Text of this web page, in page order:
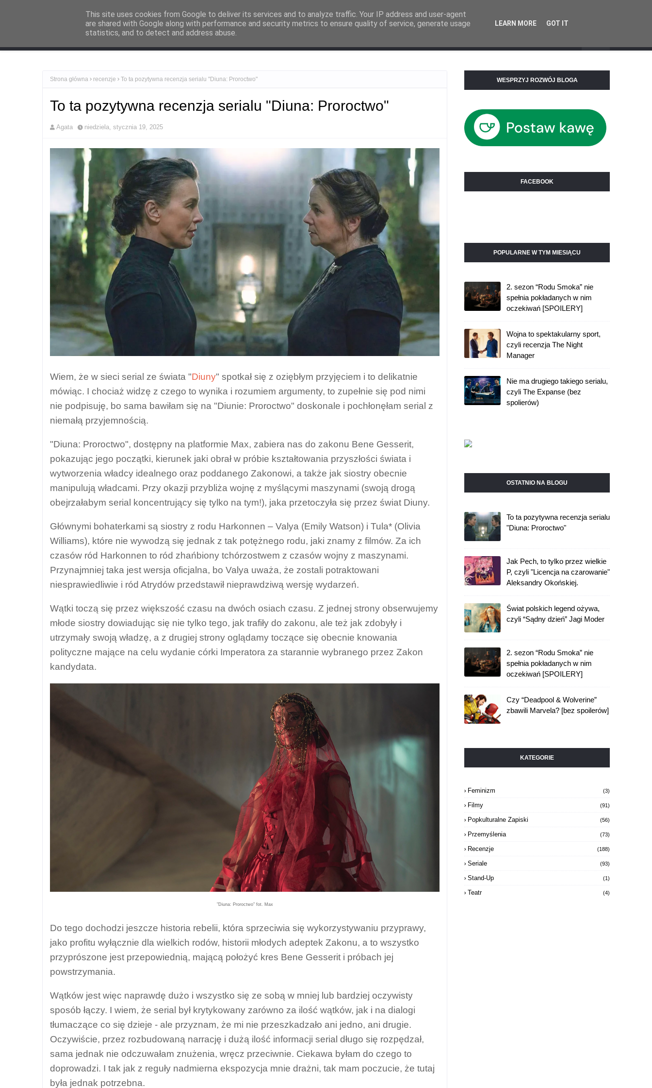
Recenzje Popkulturalne zapiski
Strona główna recenzje To ta pozytywna recenzja serialu "Diuna: Proroctwo"
To ta pozytywna recenzja serialu "Diuna: Proroctwo"
Agata niedziela, stycznia 19, 2025
Wiem, że w sieci serial ze świata "Diuny" spotkał się z oziębłym przyjęciem i to delikatnie
mówiąc. I chociaż widzę z czego to wynika i rozumiem argumenty, to zupełnie się pod nimi
nie podpisuję, bo sama bawiłam się na "Diunie: Proroctwo" doskonale i pochłonęłam serial z
niemałą przyjemnością.
"Diuna: Proroctwo", dostępny na platformie Max, zabiera nas do zakonu Bene Gesserit,
pokazując jego początki, kierunek jaki obrał w próbie kształtowania przyszłości świata i
wytworzenia władcy idealnego oraz poddanego Zakonowi, a także jak siostry obecnie
manipulują władcami. Przy okazji przybliża wojnę z myślącymi maszynami (swoją drogą
obejrzałabym serial koncentrujący się tylko na tym!), jaka przetoczyła się przez świat Diuny.
Głównymi bohaterkami są siostry z rodu Harkonnen – Valya (Emily Watson) i Tula* (Olivia
Williams), które nie wywodzą się jednak z tak potężnego rodu, jaki znamy z filmów. Za ich
czasów ród Harkonnen to ród zhańbiony tchórzostwem z czasów wojny z maszynami.
Przynajmniej taka jest wersja oficjalna, bo Valya uważa, że zostali potraktowani
niesprawiedliwie i ród Atrydów przedstawił nieprawdziwą wersję wydarzeń.
Wątki toczą się przez większość czasu na dwóch osiach czasu. Z jednej strony obserwujemy
młode siostry dowiadując się nie tylko tego, jak trafiły do zakonu, ale też jak zdobyły i
utrzymały swoją władzę, a z drugiej strony oglądamy toczące się obecnie knowania
polityczne mające na celu wydanie córki Imperatora za starannie wybranego przez Zakon
kandydata.
"Diuna: Proroctwo" fot. Max
Do tego dochodzi jeszcze historia rebelii, która sprzeciwia się wykorzystywaniu przyprawy,
jako profitu wyłącznie dla wielkich rodów, historii młodych adeptek Zakonu, a to wszystko
przyprószone jest przepowiednią, mającą położyć kres Bene Gesserit i próbach jej
powstrzymania.
Wątków jest więc naprawdę dużo i wszystko się ze sobą w mniej lub bardziej oczywisty
sposób łączy. I wiem, że serial był krytykowany zarówno za ilość wątków, jak i na dialogi
tłumaczące co się dzieje - ale przyznam, że mi nie przeszkadzało ani jedno, ani drugie.
Oczywiście, przez rozbudowaną narrację i dużą ilość informacji serial długo się rozpędzał,
sama jednak nie odczuwałam znużenia, wręcz przeciwnie. Ciekawa byłam do czego to
doprowadzi. I tak jak z reguły nadmierna ekspozycja mnie drażni, tak mam poczucie, że tutaj
była jednak potrzebna.
WESPRZYJ ROZWÓJ BLOGA
FACEBOOK
POPULARNE W TYM MIESIĄCU
2. sezon “Rodu Smoka” nie
spełnia pokładanych w nim
oczekiwań [SPOILERY]
Wojna to spektakularny sport,
czyli recenzja The Night
Manager
Nie ma drugiego takiego serialu,
czyli The Expanse (bez
spolierów)
OSTATNIO NA BLOGU
To ta pozytywna recenzja serialu
"Diuna: Proroctwo"
Jak Pech, to tylko przez wielkie
P, czyli "Licencja na czarowanie"
Aleksandry Okońskiej.
Świat polskich legend ożywa,
czyli “Sądny dzień” Jagi Moder
2. sezon “Rodu Smoka” nie
spełnia pokładanych w nim
oczekiwań [SPOILERY]
Czy “Deadpool & Wolverine”
zbawili Marvela? [bez spoilerów]
KATEGORIE
Feminizm (3)
Filmy (91)
Popkulturalne Zapiski (56)
Przemyślenia (73)
Recenzje (188)
Seriale (93)
Stand-Up (1)
Teatr (4)
This site uses cookies from Google to deliver its services and to analyze traffic. Your IP address and user-agent
are shared with Google along with performance and security metrics to ensure quality of service, generate usage
statistics, and to detect and address abuse.
LEARN MORE GOT IT